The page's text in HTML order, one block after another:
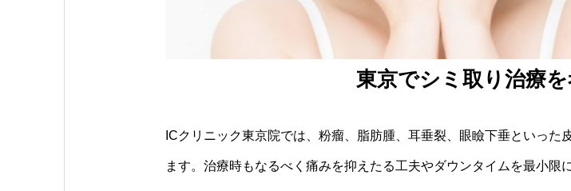
東京でシミ取り治療
ICクリニック東京院では、粉瘤、脂肪腫、耳垂裂、眼瞼下垂といっ
ます。治療時もなるべく痛みを抑えたる工夫やダウンタイムを最小限